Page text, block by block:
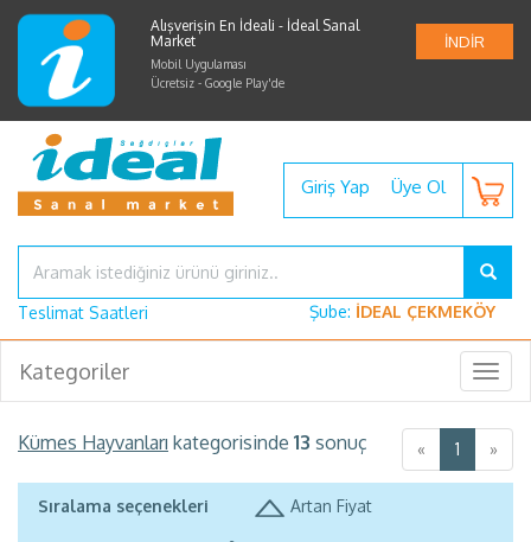
Alışverişin En İdeali - İdeal Sanal
Market
Mobil Uygulaması
Ücretsiz - Google Play'de
İNDİR
Giriş Yap Üye Ol
Teslimat Saatleri Şube: İDEAL ÇEKMEKÖY
Kategoriler
Kümes Hayvanları kategorisinde 13 sonuç « 1 »
Sıralama seçenekleri Artan Fiyat